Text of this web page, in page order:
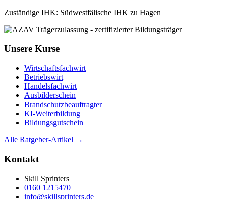
Zuständige IHK: Südwestfälische IHK zu Hagen
Unsere Kurse
Wirtschaftsfachwirt
Betriebswirt
Handelsfachwirt
Ausbilderschein
Brandschutzbeauftragter
KI-Weiterbildung
Bildungsgutschein
Alle Ratgeber-Artikel →
Kontakt
Skill Sprinters
0160 1215470
info@skillsprinters.de